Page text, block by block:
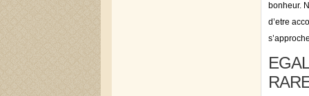
bonheur.
d’etre